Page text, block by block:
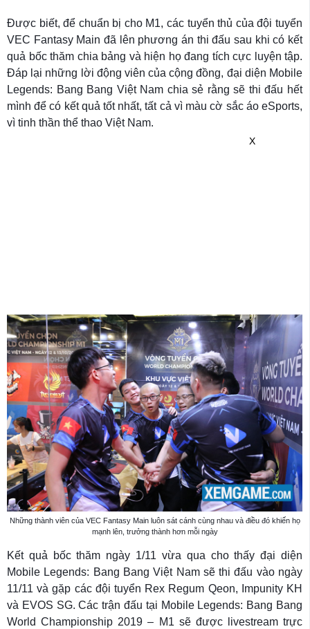
Được biết, để chuẩn bị cho M1, các tuyển thủ của đội tuyển
VEC Fantasy Main đã lên phương án thi đấu sau khi có kết
quả bốc thăm chia bảng và hiện họ đang tích cực luyện tập.
Đáp lại những lời động viên của cộng đồng, đại diện Mobile
Legends: Bang Bang Việt Nam chia sẻ rằng sẽ thi đấu hết
mình để có kết quả tốt nhất, tất cả vì màu cờ sắc áo eSports,
vì tinh thần thể thao Việt Nam.
X
Những thành viên của VEC Fantasy Main luôn sát cánh cùng nhau và điều đó khiến họ
mạnh lên, trưởng thành hơn mỗi ngày
Kết quả bốc thăm ngày 1/11 vừa qua cho thấy đại diện
Mobile Legends: Bang Bang Việt Nam sẽ thi đấu vào ngày
11/11 và gặp các đội tuyển Rex Regum Qeon, Impunity KH
và EVOS SG. Các trận đấu tại Mobile Legends: Bang Bang
World Championship 2019 – M1 sẽ được livestream trực